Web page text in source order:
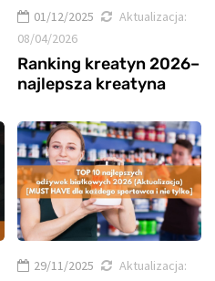
01/12/2025
Aktualizacja:
08/04/2026
Ranking kreatyn 2026–
najlepsza kreatyna
29/11/2025
Aktualizacja: